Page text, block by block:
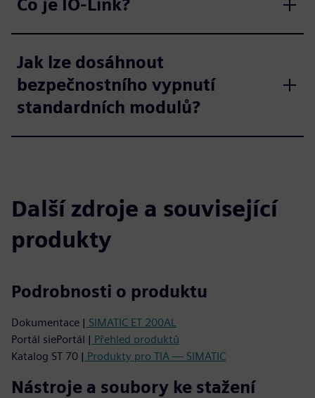
Co je IO-Link?
Jak lze dosáhnout
bezpečnostního vypnutí
standardních modulů?
Další zdroje a související
produkty
Podrobnosti o produktu
Dokumentace | SIMATIC ET 200AL
Portál siePortál | Přehled produktů
Katalog ST 70 | Produkty pro TIA — SIMATIC
Nástroje a soubory ke stažení